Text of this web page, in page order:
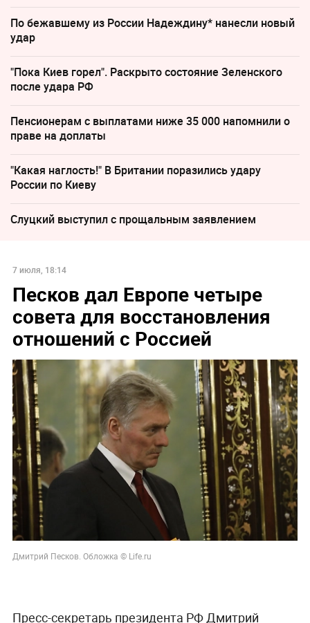
По бежавшему из России Надеждину* нанесли новый
удар
"Пока Киев горел". Раскрыто состояние Зеленского
после удара РФ
Пенсионерам с выплатами ниже 35 000 напомнили о
праве на доплаты
"Какая наглость!" В Британии поразились удару
России по Киеву
Слуцкий выступил с прощальным заявлением
7 июля, 18:14
Песков дал Европе четыре
совета для восстановления
отношений с Россией
Дмитрий Песков. Обложка © Life.ru
Пресс-секретарь президента РФ Дмитрий